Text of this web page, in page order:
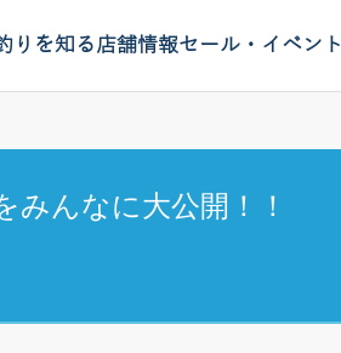
りを知る店舗情報セール・イベント
んなに大公開！！